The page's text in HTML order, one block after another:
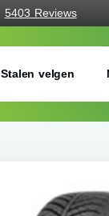
5403 Reviews
Stalen velgen